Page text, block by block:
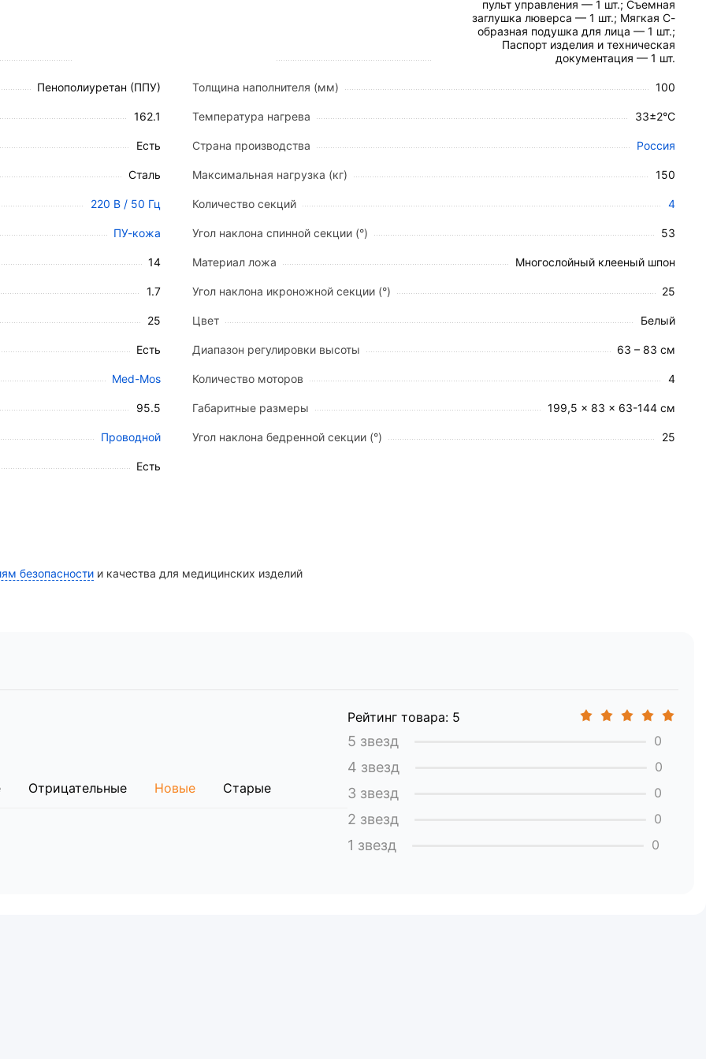
обеспечивают плавную и бесшумную настройку положения без горизонтального смещения
-18° до 53°(опционально до 59°). Секция снабжена люверсом (отверстием для лица) размером 20 × 11-9
(опционально до 26°).
регулировки высоты («утапливаемые») и рычагами фиксации.
до температуры33±2°С
достигается за 10–15 минут, что способствует глубокому расслаблению
проводного пульта с влагозащищенными мембранными кнопками. Функционал пульта включает:
стола.
секций в горизонтальное положение одним нажатием.
случайных срабатываний.
кг).
1 шт.
— 1 шт.
пульт управления — 1 шт.; Съемная
заглушка люверса — 1 шт.; Мягкая С-
образная подушка для лица — 1 шт.;
Паспорт изделия и техническая
документация — 1 шт.
Пенополиуретан (ППУ) Толщина наполнителя (мм) 100
162.1 Температура нагрева 33±2°С
Есть Страна производства Россия
Сталь Максимальная нагрузка (кг) 150
220 В / 50 Гц Количество секций 4
ПУ-кожа Угол наклона спинной секции (°) 53
14 Материал ложа Многослойный клееный шпон
1.7 Угол наклона икроножной секции (°) 25
25 Цвет Белый
Есть Диапазон регулировки высоты 63 – 83 см
Med-Mos Количество моторов 4
95.5 Габаритные размеры 199,5 × 83 × 63-144 см
Проводной Угол наклона бедренной секции (°) 25
Есть
безопасности и качества для медицинских изделий
Отрицательные Новые Старые
Рейтинг товара: 5
5 звезд 0
4 звезд 0
3 звезд 0
2 звезд 0
1 звезд 0